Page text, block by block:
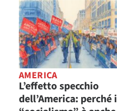
AMERICA
L’effetto specchio
dell’America: perché